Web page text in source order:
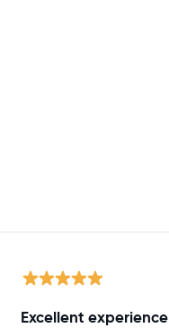
Excellent experience